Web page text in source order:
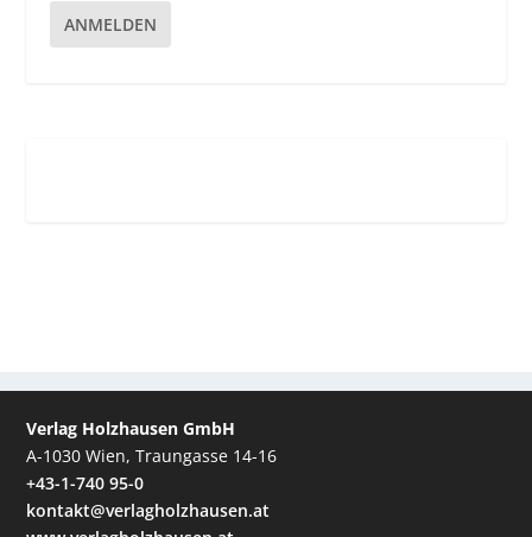
ANMELDEN
Verlag Holzhausen GmbH
A-1030 Wien, Traungasse 14-16
+43-1-740 95-0
kontakt@verlagholzhausen.at